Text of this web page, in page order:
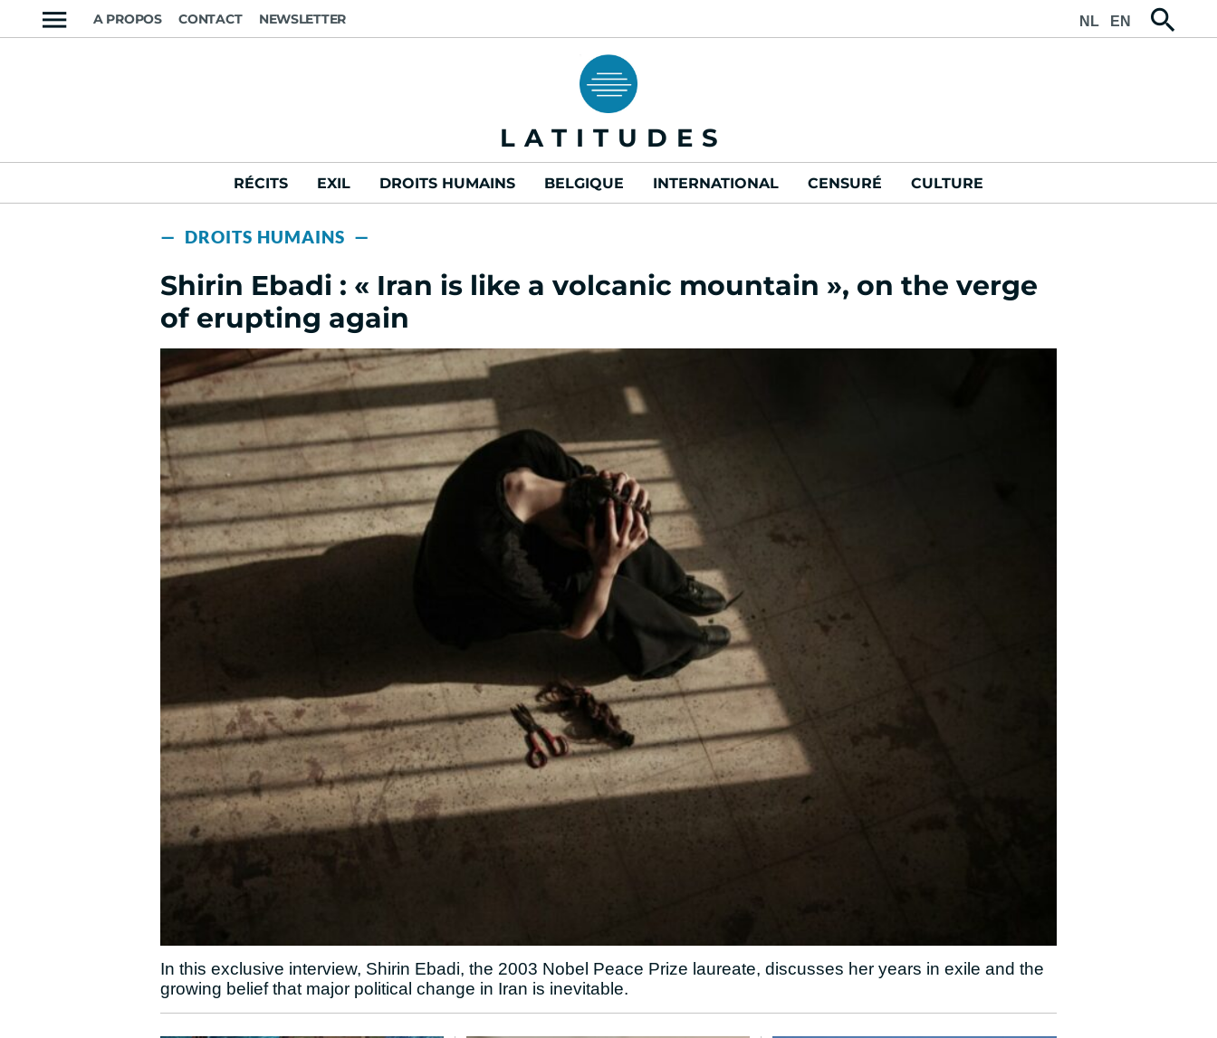
A PROPOS CONTACT NEWSLETTER NL EN
LATITUDES
RÉCITS EXIL DROITS HUMAINS BELGIQUE INTERNATIONAL CENSURÉ CULTURE
— DROITS HUMAINS —
Shirin Ebadi : « Iran is like a volcanic mountain », on the verge
of erupting again
In this exclusive interview, Shirin Ebadi, the 2003 Nobel Peace Prize laureate, discusses her years in exile and the
growing belief that major political change in Iran is inevitable.